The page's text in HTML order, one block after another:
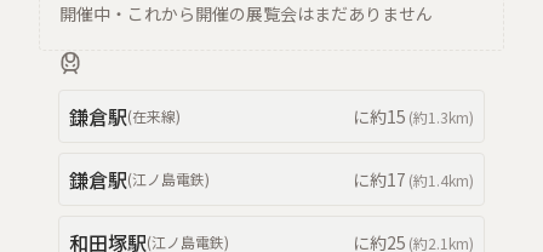
開催中・これから開催の展覧会はまだありません
鎌倉駅(在来線) に約15 (約1.3km)
鎌倉駅(江ノ島電鉄) に約17 (約1.4km)
和田塚駅(江ノ島電鉄) に約25 (約2.1km)